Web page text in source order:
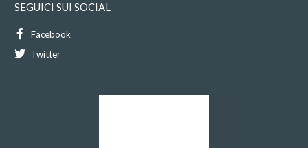
SEGUICI SUI SOCIAL
Facebook
Twitter